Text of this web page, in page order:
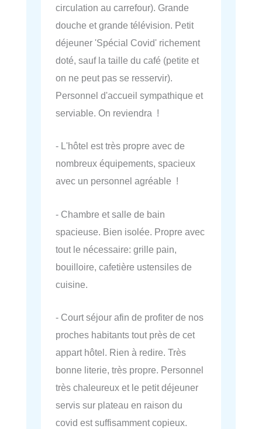
circulation au carrefour). Grande
douche et grande télévision. Petit
déjeuner 'Spécial Covid' richement
doté, sauf la taille du café (petite et
on ne peut pas se resservir).
Personnel d'accueil sympathique et
serviable. On reviendra !
- L'hôtel est très propre avec de
nombreux équipements, spacieux
avec un personnel agréable !
- Chambre et salle de bain
spacieuse. Bien isolée. Propre avec
tout le nécessaire: grille pain,
bouilloire, cafetière ustensiles de
cuisine.
- Court séjour afin de profiter de nos
proches habitants tout près de cet
appart hôtel. Rien à redire. Très
bonne literie, très propre. Personnel
très chaleureux et le petit déjeuner
servis sur plateau en raison du
covid est suffisamment copieux.